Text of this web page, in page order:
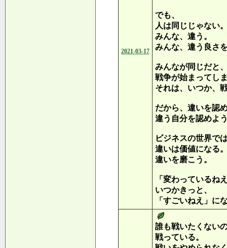
2021-03-17
でも、
人は同じじゃない
みんな、違う。
みんな、違う良さ
みんなが同じだと
戦争が始まってし
それは、いつか、
だから、違いを認
違う自分を認めよ
ビジネスの世界で
違いは価値になる
違いを磨こう。
「変わっているね
いつかきっと、
「すごいねえ」に
誰も戦いたくない
戦っている。